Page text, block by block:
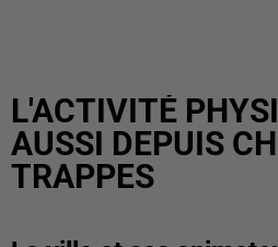
L'ACTIVITÉ
AUSSI DEPUIS
TRAPPES